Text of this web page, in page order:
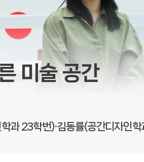
미술 공간
과 23학번)·김동률(공간디자인학